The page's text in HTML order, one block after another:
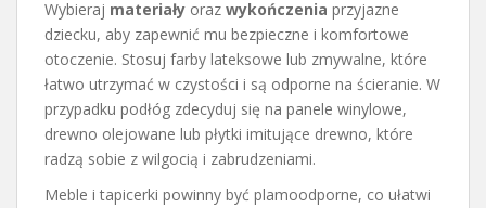
Wybieraj materiały oraz wykończenia przyjazne
dziecku, aby zapewnić mu bezpieczne i komfortowe
otoczenie. Stosuj farby lateksowe lub zmywalne, które
łatwo utrzymać w czystości i są odporne na ścieranie. W
przypadku podłóg zdecyduj się na panele winylowe,
drewno olejowane lub płytki imitujące drewno, które
radzą sobie z wilgocią i zabrudzeniami.
Meble i tapicerki powinny być plamoodporne, co ułatwi